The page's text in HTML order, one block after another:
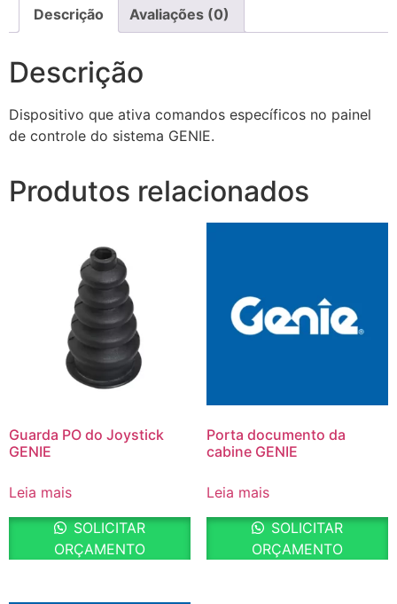
Descrição Avaliações (0)
Descrição
Dispositivo que ativa comandos específicos no painel
de controle do sistema GENIE.
Produtos relacionados
Guarda PO do Joystick
GENIE
Leia mais
SOLICITAR
ORÇAMENTO
Porta documento da
cabine GENIE
Leia mais
SOLICITAR
ORÇAMENTO